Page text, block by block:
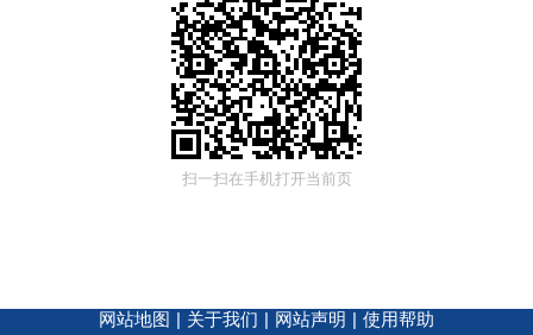
扫一扫在手机打开当前页
网站地图 | 关于我们 | 网站声明 | 使用帮助